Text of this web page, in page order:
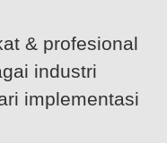
& profesional
industri
implementasi